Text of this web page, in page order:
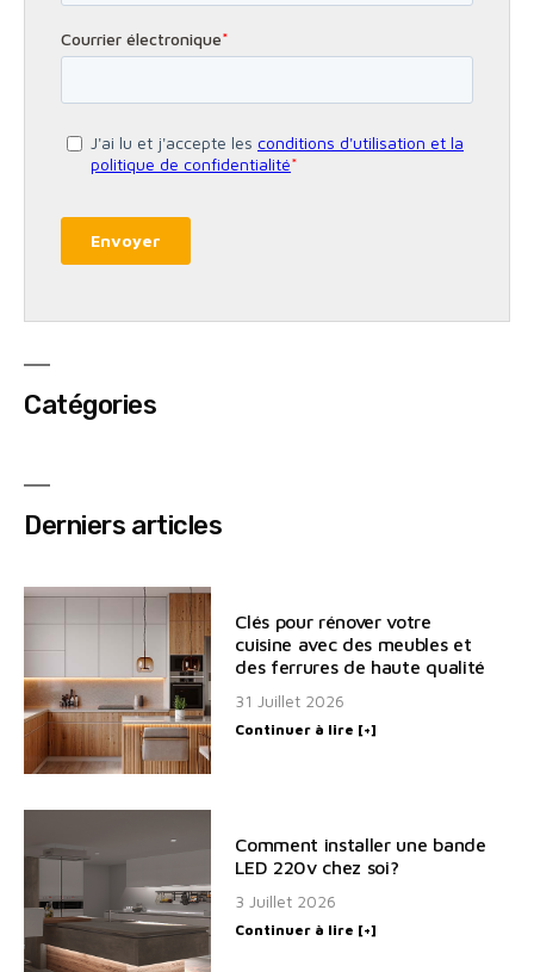
Catégories
Derniers articles
Clés pour rénover votre
cuisine avec des meubles et
des ferrures de haute qualité
31 Juillet 2026
Continuer à lire [+]
Comment installer une bande
LED 220v chez soi?
3 Juillet 2026
Continuer à lire [+]